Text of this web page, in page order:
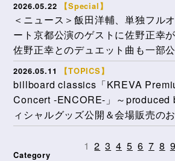
2026.05.22 【Special】
＜ニュース＞飯田洋輔、単独フル
ート京都公演のゲストに佐野正幸
佐野正幸とのデュエット曲も一部
2026.05.11 【TOPICS】
billboard classics「KREVA
Concert -ENCORE-」～produced
ィシャルグッズ公開＆会場販売の
1 2 3 4 5 6 7 8 9
Category